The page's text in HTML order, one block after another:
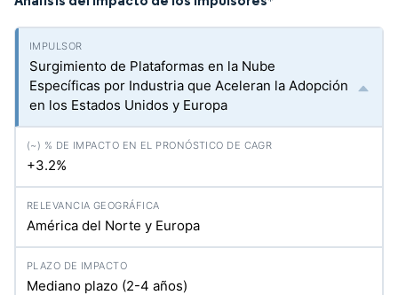
Surgimiento de Plataformas en la Nube
Específicas por Industria que Aceleran la Adopción
en los Estados Unidos y Europa
+3.2%
América del Norte y Europa
Mediano plazo (2-4 años)